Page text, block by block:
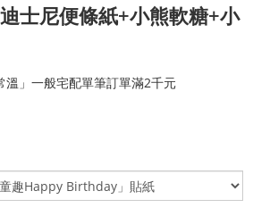
士尼便條紙+小熊軟糖+小
溫」一般宅配單筆訂單滿2千元